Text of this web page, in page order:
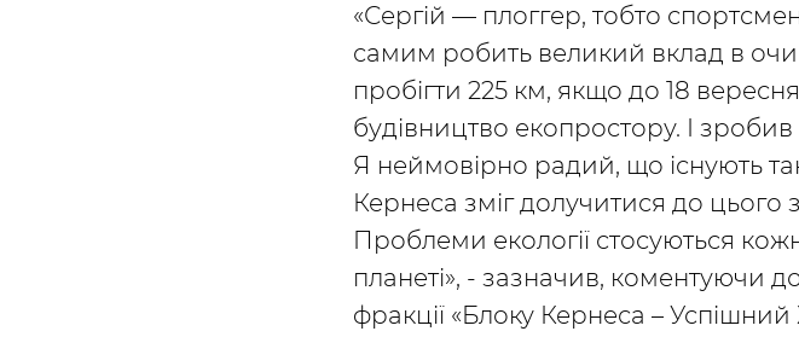
«Сергій — плоггер, тобто
самим робить великий вклад в
пробігти 225 км, якщо до 18
будівництво екопростору. І зробив
Я неймовірно радий, що існують
Кернеса зміг долучитися до цього
Проблеми екології стосуються
планеті», - зазначив, коментуючи
фракції «Блоку Кернеса –